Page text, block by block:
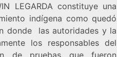
LEGARDA constituye una
indígena como quedó
donde las autoridades y la
los responsables del
de pruebas que fueron